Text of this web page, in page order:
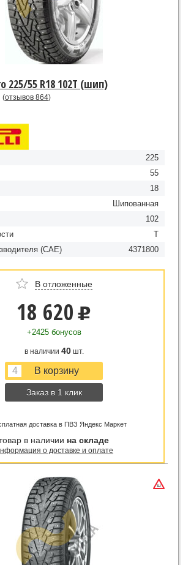
225/55 R18 102T (шип)
(отзывов 864)
225
55
18
Шипованная
102
T
(CAE)
4371800
В отложенные
18 620 u
+2425 бонусов
в наличии 40шт.
Заказ в 1 клик
доставка в ПВЗ Яндекс Маркет
в наличии на складе
о доставке и оплате